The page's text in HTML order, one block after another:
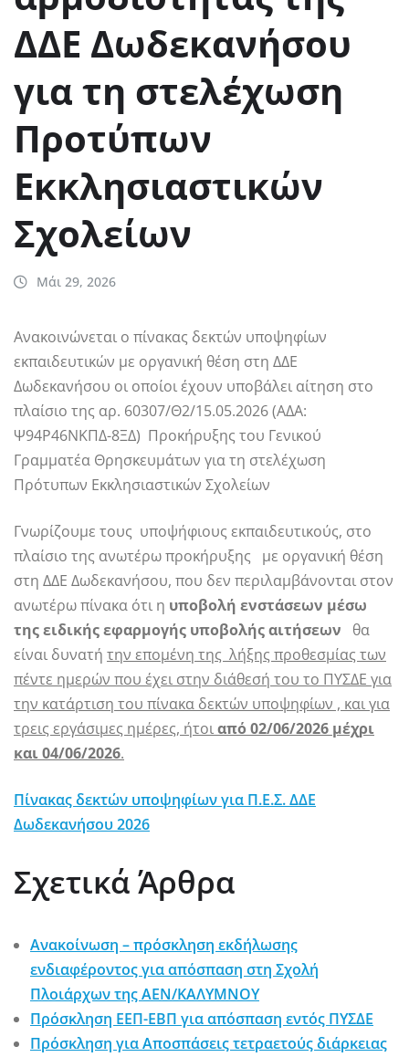
ΔΔΕ Δωδεκανήσου
για τη στελέχωση
Προτύπων
Εκκλησιαστικών
Σχολείων
Μάι 29, 2026
Ανακοινώνεται ο πίνακας δεκτών υποψηφίων
εκπαιδευτικών με οργανική θέση στη ΔΔΕ
Δωδεκανήσου οι οποίοι έχουν υποβάλει αίτηση στο
πλαίσιο της αρ. 60307/Θ2/15.05.2026 (ΑΔΑ:
Ψ94Ρ46ΝΚΠΔ-8ΞΔ) Προκήρυξης του Γενικού
Γραμματέα Θρησκευμάτων για τη στελέχωση
Πρότυπων Εκκλησιαστικών Σχολείων
Γνωρίζουμε τους υποψήφιους εκπαιδευτικούς, στο
πλαίσιο της ανωτέρω προκήρυξης με οργανική θέση
στη ΔΔΕ Δωδεκανήσου, που δεν περιλαμβάνονται στον
ανωτέρω πίνακα ότι η υποβολή ενστάσεων μέσω
της ειδικής εφαρμογής υποβολής αιτήσεων θα
είναι δυνατή την επομένη της λήξης προθεσμίας των
πέντε ημερών που έχει στην διάθεσή του το ΠΥΣΔΕ για
την κατάρτιση του πίνακα δεκτών υποψηφίων , και για
τρεις εργάσιμες ημέρες, ήτοιαπό 02/06/2026 μέχρι
και 04/06/2026.
Πίνακας δεκτών υποψηφίων για Π.Ε.Σ. ΔΔΕ
Δωδεκανήσου 2026
Σχετικά Άρθρα
Ανακοίνωση – πρόσκληση εκδήλωσης
ενδιαφέροντος για απόσπαση στη Σχολή
Πλοιάρχων της ΑΕΝ/ΚΑΛΥΜΝΟΥ
Πρόσκληση ΕΕΠ-ΕΒΠ για απόσπαση εντός ΠΥΣΔΕ
Πρόσκληση για Aποσπάσεις τετραετούς διάρκειας